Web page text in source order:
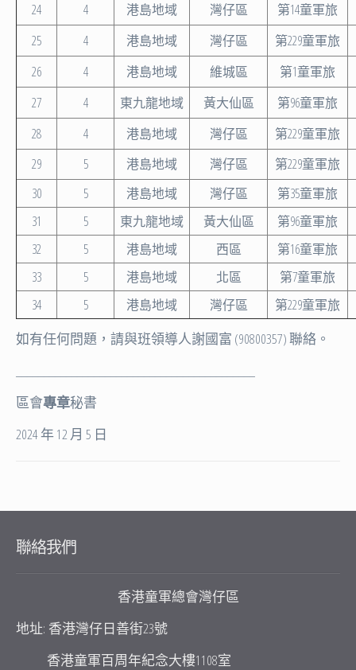
24
4 港島地域 灣仔區
第14童軍旅
25
4 港島地域 灣仔區
第229童軍旅
26
4 港島地域 維城區
第1童軍旅
27
4 東九龍地域 黃大仙區
第96童軍旅
28
4 港島地域 灣仔區
第229童軍旅
29
5 港島地域 灣仔區
第229童軍旅
30
5 港島地域 灣仔區
第35童軍旅
31
5 東九龍地域 黃大仙區
第96童軍旅
32
5 港島地域 西區
第16童軍旅
33
5 港島地域 北區
第7童軍旅
34
5 港島地域 灣仔區 第229童軍旅
如有任何問題，請與班領導人謝國富 (90800357) 聯絡。
區會專章秘書
2024 年 12 月 5 日
聯絡我們
香港童軍總會灣仔區
地址: 香港灣仔日善街23號
香港童軍百周年紀念大樓1108室